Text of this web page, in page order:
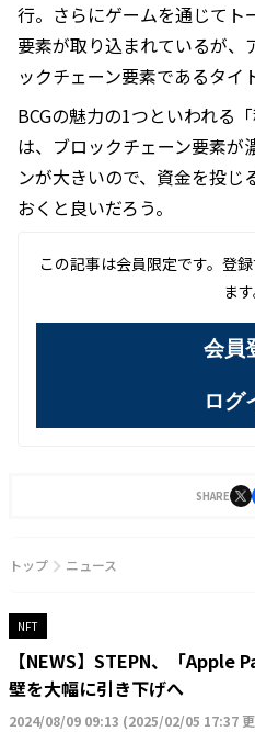
行。さらにゲームを通じてト
要素が取り込まれているが、
ックチェーン要素であるタイ
BCGの魅力の1つといわれる
は、ブロックチェーン要素が
ンが大きいので、資金を投じ
おくと良いだろう。
この記事は会員限定です。登
ます
会員
ログ
SHARE
トップ ニュース
NFT
【NEWS】STEPN、「Apple
壁を大幅に引き下げへ
2024/08/09 09:13 (2025/02/05 17:37